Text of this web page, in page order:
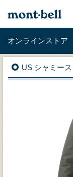
オンラインストア
US シャミー